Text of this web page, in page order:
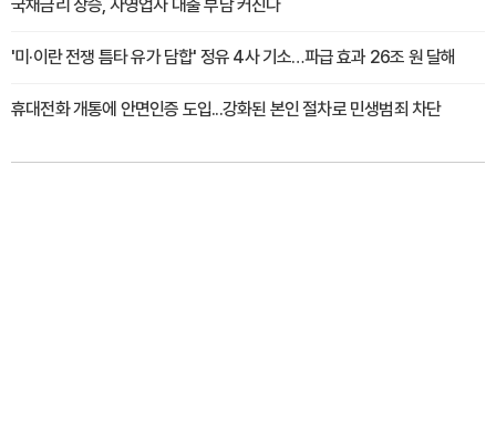
국채금리 상승, 자영업자 대출 부담 커진다
'미·이란 전쟁 틈타 유가 담합' 정유 4사 기소…파급 효과 26조 원 달해
휴대전화 개통에 안면인증 도입...강화된 본인 절차로 민생범죄 차단